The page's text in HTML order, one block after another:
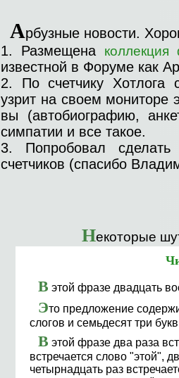
Арбузные новости.
1. Размещена коллекция
известной в Форуме как
2. По счетчику Хотлога
узрит на своем мониторе
вы (автобиографию,
симпатии и все такое.
3. Попробовал
счетчиков (спасибо
Некоторые
В этой фразе двадцать
Это предложение
слогов и семьдесят три
В этой фразе два раза
встречается слово "этой",
четырнадцать раз